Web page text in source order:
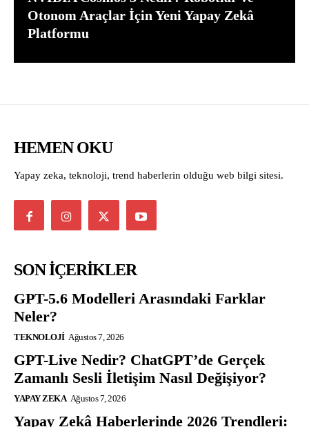
Otonom Araçlar İçin Yeni Yapay Zekâ
Platformu
HEMEN OKU
Yapay zeka, teknoloji, trend haberlerin olduğu web bilgi sitesi.
SON İÇERİKLER
GPT-5.6 Modelleri Arasındaki Farklar
Neler?
TEKNOLOJI Ağustos 7, 2026
GPT-Live Nedir? ChatGPT’de Gerçek
Zamanlı Sesli İletişim Nasıl Değişiyor?
YAPAY ZEKA Ağustos 7, 2026
Yapay Zekâ Haberlerinde 2026 Trendleri: